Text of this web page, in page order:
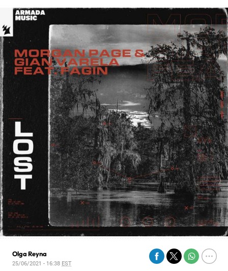
Olga Reyna
25/06/2021 - 16:38 EST